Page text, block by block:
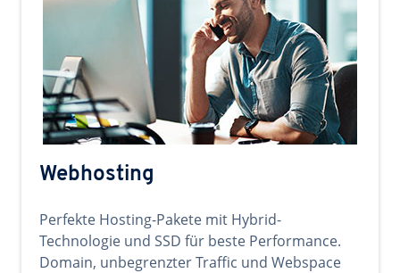
Webhosting
Perfekte Hosting-Pakete mit Hybrid-
Technologie und SSD für beste Performance.
Domain, unbegrenzter Traffic und Webspace